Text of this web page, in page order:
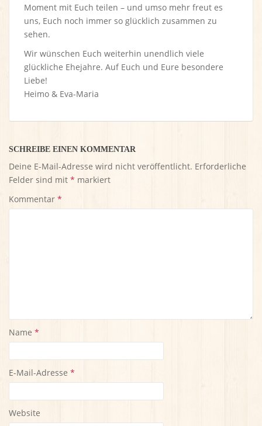
Moment mit Euch teilen – und umso mehr freut es
uns, Euch noch immer so glücklich zusammen zu
sehen.
Wir wünschen Euch weiterhin unendlich viele
glückliche Ehejahre. Auf Euch und Eure besondere
Liebe!
Heimo & Eva-Maria
SCHREIBE EINEN KOMMENTAR
Deine E-Mail-Adresse wird nicht veröffentlicht. Erforderliche
Felder sind mit * markiert
Kommentar *
Name *
E-Mail-Adresse *
Website